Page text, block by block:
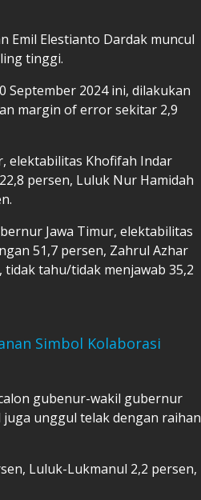
Emil Elestianto Dardak muncul
tinggi.
September 2024 ini, dilakukan
margin of error sekitar 2,9
elektabilitas Khofifah Indar
persen, Luluk Nur Hamidah
Jawa Timur, elektabilitas
51,7 persen, Zahrul Azhar
tidak tahu/tidak menjawab 35,2
Simbol Kolaborasi
gubenur-wakil gubernur
unggul telak dengan raihan
Luluk-Lukmanul 2,2 persen,